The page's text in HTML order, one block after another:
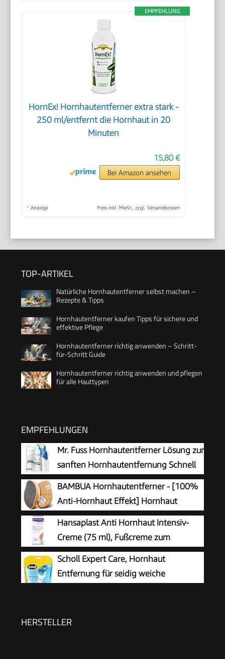
EMPFEHLUNG
HornEx! Hornhautentferner extra stark -
250 ml/entfernt die Hornhaut in 20
Minuten
15,80 €
Bei Amazon ansehen
* Anzeige Preis inkl. MwSt., zzgl. Versandkosten
TOP-ARTIKEL
Natürliche Hornhautentferner selbst machen –
Rezepte & Tipps
Hornhautentferner kaufen Tipps für sichere und
effektive Pflege
Hornhautentferner richtig anwenden – Schritt-
für-Schritt Guide
Hornhautentferner richtig anwenden und pflegen
für alle Hauttypen
EMPFEHLUNGEN
Mr. Fuss Hornhautentferner Lösung zur
sanften Hornhautentfernung Schnell
erweichende Lotion 250ml No. 4 im
Plus Pack. Fußpflege Pediküre Set ohne
Schleifen mit Sofort-Effekt.
BAMBUA Hornhautentferner - [100%
Anti-Hornhaut Effekt] Hornhaut
Entfernen Fuß - Zur Fußpflege für
schöne Füße - Effektives Nano Glas -
Professionelle Pediküre - Premium Bimsstein
Fußpflege (Schwarz)
Hansaplast Anti Hornhaut Intensiv-
Creme (75 ml), Fußcreme zum
Hornhaut entfernen,
feuchtigkeitsspendende Hornhaut Creme pflegt
sehr trockene Haut mit Urea
Scholl Expert Care, Hornhaut
Entfernung für seidig weiche
Meeresmineralien Rolle für präzise Ergebnisse,1
HERSTELLER